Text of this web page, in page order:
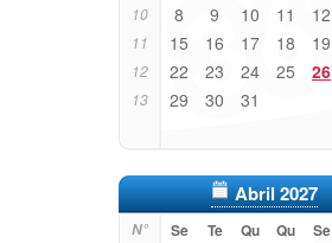
10 8 9 10 11 12
11 15 16 17 18 19
12 22 23 24 25 26
13 29 30 31
Abril 2027
N° Se Te Qu Qu Se